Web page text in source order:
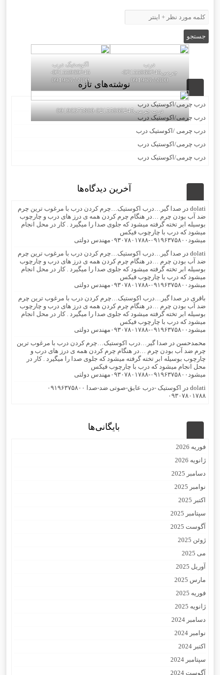
درب
چرمی02155969245-
09196375800
اکوستیک درب
02155969245-
09196375800
درب چرمی02155969245-09196375800
نوشته‌های تازه
درب چرمی/اکوستیک درب
درب چرمی/اکوستیک درب
درب چرمی /اکوستیک درب
درب چرمی/اکوستیک درب
درب چرمی/اکوستیک درب
آخرین دیدگاه‌ها
dolati در صدا گیر…درب اکوستیک…چرم کردن درب با مرغوب ترین چرم
ضد آب بودن چرم …در هنگام چرم کردن همه ی درز های درب و چارچوب
بوسیله ابر تخته گرفته میشود که جلوی صدا را میگیرد . کار در محل انجام
میشود که درب با چارچوب فیکس
میشود۰۹۱۹۶۳۷۵۸۰۰-۰۹۳۰۷۸۰۱۷۸۸مهندس دولتی
dolati در صدا گیر…درب اکوستیک…چرم کردن درب با مرغوب ترین چرم
ضد آب بودن چرم …در هنگام چرم کردن همه ی درز های درب و چارچوب
بوسیله ابر تخته گرفته میشود که جلوی صدا را میگیرد . کار در محل انجام
میشود که درب با چارچوب فیکس
میشود۰۹۱۹۶۳۷۵۸۰۰-۰۹۳۰۷۸۰۱۷۸۸مهندس دولتی
باقری در صدا گیر…درب اکوستیک…چرم کردن درب با مرغوب ترین چرم
ضد آب بودن چرم …در هنگام چرم کردن همه ی درز های درب و چارچوب
بوسیله ابر تخته گرفته میشود که جلوی صدا را میگیرد . کار در محل انجام
میشود که درب با چارچوب فیکس
میشود۰۹۱۹۶۳۷۵۸۰۰-۰۹۳۰۷۸۰۱۷۸۸مهندس دولتی
محمدحسن در صدا گیر…درب اکوستیک…چرم کردن درب با مرغوب ترین
چرم ضد آب بودن چرم …در هنگام چرم کردن همه ی درز های درب و
چارچوب بوسیله ابر تخته گرفته میشود که جلوی صدا را میگیرد . کار در
محل انجام میشود که درب با چارچوب فیکس
میشود۰۹۱۹۶۳۷۵۸۰۰-۰۹۳۰۷۸۰۱۷۸۸مهندس دولتی
dolati در
اکوستیک -درب عایق-صوتی ضد-صدا ۰۹۱۹۶۳۷۵۸۰۰
۰۹۳۰۷۸۰۱۷۸۸
بایگانی‌ها
فوریه 2026
ژانویه 2026
دسامبر 2025
نوامبر 2025
اکتبر 2025
سپتامبر 2025
آگوست 2025
ژوئن 2025
می 2025
آوریل 2025
مارس 2025
فوریه 2025
ژانویه 2025
دسامبر 2024
نوامبر 2024
اکتبر 2024
سپتامبر 2024
آگوست 2024